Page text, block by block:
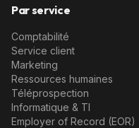
Par service
Comptabilité
Service client
Marketing
Ressources humaines
Téléprospection
Informatique & TI
Employer of Record (EOR)